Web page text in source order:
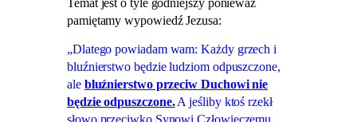
Temat jest o tyle godniejszy ponieważ
pamiętamy wypowiedź Jezusa:
„Dlatego powiadam wam: Każdy grzech i
bluźnierstwo będzie ludziom odpuszczone,
ale bluźnierstwo przeciw Duchowi nie
będzie odpuszczone.A jeśliby ktoś rzekł
słowo przeciwko Synowi Człowieczemu,